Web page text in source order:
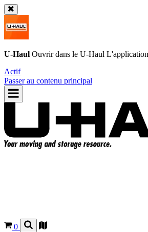
U-Haul Ouvrir dans le U-Haul L'application
Actif
Passer au contenu principal
0